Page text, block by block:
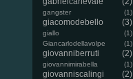
gangster (1)
giacomodebello (3)
giallo
(1)
Giancarlodellavolpe
(1)
giovanniberruti (2)
giovannimirabella (1)
giovanniscalingi (2)